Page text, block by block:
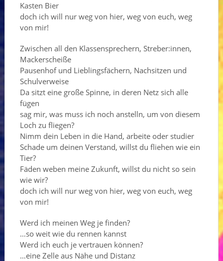
Kasten Bier
doch ich will nur weg von hier, weg von euch, weg
von mir!
Zwischen all den Klassensprechern, Streber:innen,
Mackerscheiße
Pausenhof und Lieblingsfächern, Nachsitzen und
Schulverweise
Da sitzt eine große Spinne, in deren Netz sich alle
fügen
sag mir, was muss ich noch anstelln, um von diesem
Loch zu fliegen?
Nimm dein Leben in die Hand, arbeite oder studier
Schade um deinen Verstand, willst du fliehen wie ein
Tier?
Fäden weben meine Zukunft, willst du nicht so sein
wie wir?
doch ich will nur weg von hier, weg von euch, weg
von mir!
Werd ich meinen Weg je finden?
…so weit wie du rennen kannst
Werd ich euch je vertrauen können?
…eine Zelle aus Nähe und Distanz